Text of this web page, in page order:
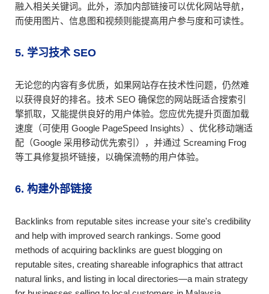
融入相关关键词。此外，添加内部链接可以优化网站导航，
而使用图片、信息图和视频则能提高用户参与度和可读性。
5. 学习技术 SEO
无论您的内容有多优质，如果网站存在技术性问题，仍然难
以获得良好的排名。技术 SEO 确保您的网站既适合搜索引
擎抓取，又能提供良好的用户体验。您应优先提升页面加载
速度（可使用 Google PageSpeed Insights）、优化移动端适
配（Google 采用移动优先索引），并通过 Screaming Frog
等工具修复损坏链接，以确保流畅的用户体验。
6. 构建外部链接
Backlinks from reputable sites increase your site's credibility
and help with improved search rankings. Some good
methods of acquiring backlinks are guest blogging on
reputable sites, creating shareable infographics that attract
natural links, and listing in local directories—a main strategy